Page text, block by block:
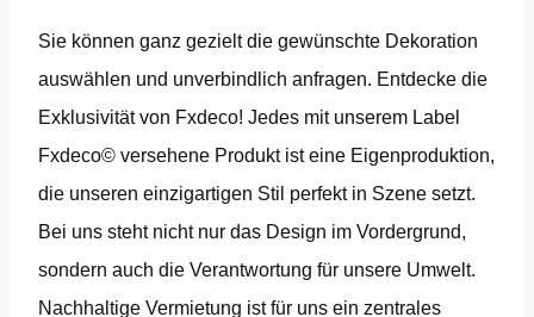
Sie können ganz gezielt die gewünschte Dekoration
auswählen und unverbindlich anfragen. Entdecke die
Exklusivität von Fxdeco! Jedes mit unserem Label
Fxdeco© versehene Produkt ist eine Eigenproduktion,
die unseren einzigartigen Stil perfekt in Szene setzt.
Bei uns steht nicht nur das Design im Vordergrund,
sondern auch die Verantwortung für unsere Umwelt.
Nachhaltige Vermietung ist für uns ein zentrales